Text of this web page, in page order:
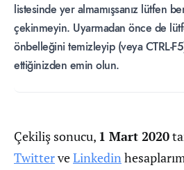
listesinde yer almamışsanız lütfen
çekinmeyin. Uyarmadan önce de
önbelleğini temizleyip (veya CTRL-
ettiğinizden emin olun.
Çekiliş sonucu, 1 Mart 2020
TwitterveLinkedin